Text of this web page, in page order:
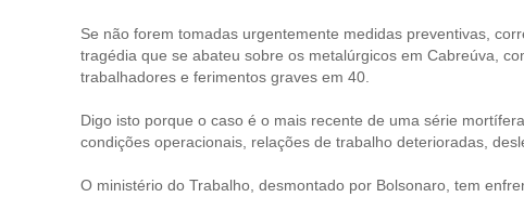
Se não forem tomadas urgentemente medidas preventivas,
tragédia que se abateu sobre os metalúrgicos em Cabreúva,
trabalhadores e ferimentos graves em 40.
Digo isto porque o caso é o mais recente de uma série
condições operacionais, relações de trabalho deterioradas,
O ministério do Trabalho, desmontado por Bolsonaro, tem